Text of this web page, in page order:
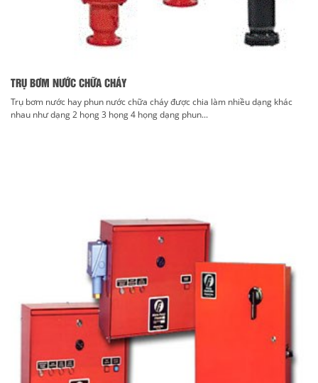
TRỤ BƠM NƯỚC CHỮA CHÁY
Trụ bơm nước hay phun nước chữa cháy được chia làm nhiều dạng khác
nhau như dạng 2 họng 3 họng 4 họng dạng phun...